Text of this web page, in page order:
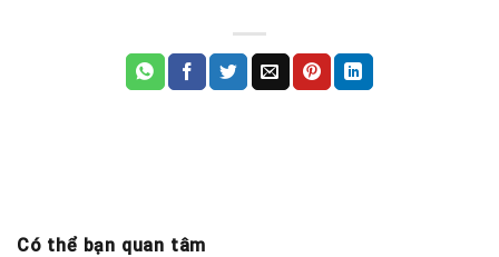
Có thể bạn quan tâm